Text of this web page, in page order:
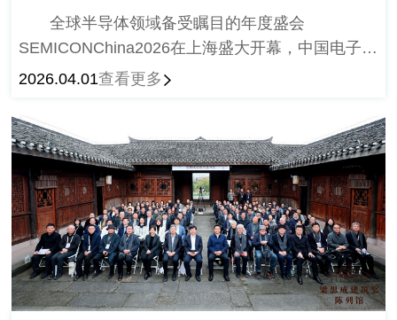
全球半导体领域备受瞩目的年度盛会
SEMICONChina2026在上海盛大开幕，中国电子院
总经理夏连鲲、副总经理周永刚、首席技术官杨光
2026.04.01查看更多